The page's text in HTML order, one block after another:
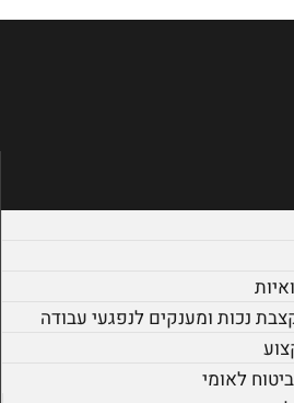
נכות ומענקים לנפגעי עבודה
לאומי